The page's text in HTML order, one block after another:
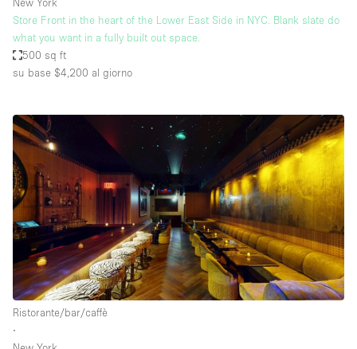
New York
Store Front in the heart of the Lower East Side in NYC. Blank slate do
what you want in a fully built out space.
500 sq ft
su base $4,200 al giorno
Ristorante/bar/caffè
∙